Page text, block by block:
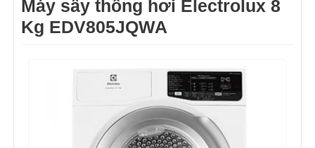
Máy sấy thông hơi Electrolux 8
Kg EDV805JQWA